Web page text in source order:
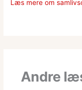
Læs mere om
Andre